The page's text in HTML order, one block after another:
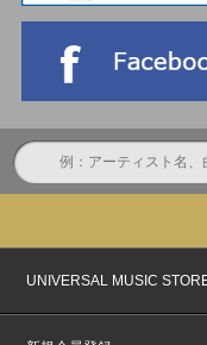
UNIVERSAL MUSIC